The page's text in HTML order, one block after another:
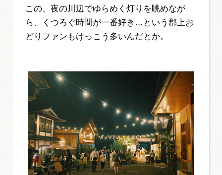
この、夜の川辺でゆらめく灯りを眺めなが
ら、くつろぐ時間が一番好き…という郡上お
どりファンもけっこう多いんだとか。